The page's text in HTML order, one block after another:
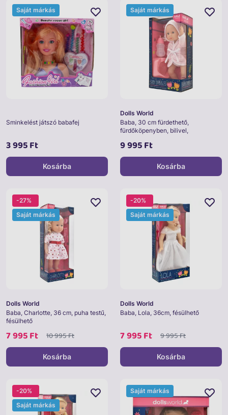
Sminkelést játszó babafej
3 995 Ft
Saját márkás
Kosárba
Dolls World
Baba, 30 cm fürdethető,
fürdőköpenyben, bilivel,
9 995 Ft
Saját márkás
Kosárba
Dolls World
Baba, Charlotte, 36 cm, puha testű,
fésülhető
7 995 Ft 10 995 Ft
-27%
Saját márkás
Kosárba
Dolls World
Baba, Lola, 36cm, fésülhető
7 995 Ft 9 995 Ft
-20%
Saját márkás
Kosárba
-20%
Saját márkás
Saját márkás